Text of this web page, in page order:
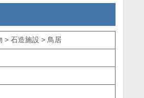
> 石造施設 > 鳥居